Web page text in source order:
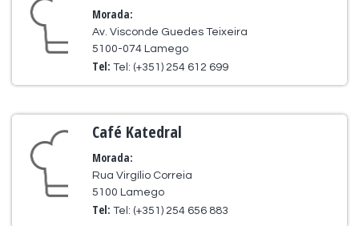
Morada:
Av. Visconde Guedes Teixeira
5100-074 Lamego
Tel:Tel: (+351) 254 612 699
Café Katedral
Morada:
Rua Virgílio Correia
5100 Lamego
Tel:Tel: (+351) 254 656 883